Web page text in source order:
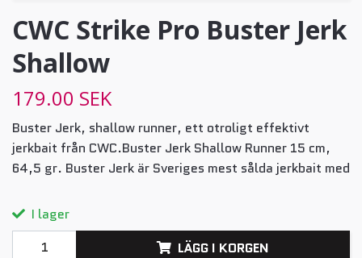
CWC Strike Pro Buster Jerk
Shallow
179.00 SEK
Buster Jerk, shallow runner, ett otroligt effektivt
jerkbait från CWC.Buster Jerk Shallow Runner 15 cm,
64,5 gr. Buster Jerk är Sveriges mest sålda jerkbait med
I lager
LÄGG I KORGEN